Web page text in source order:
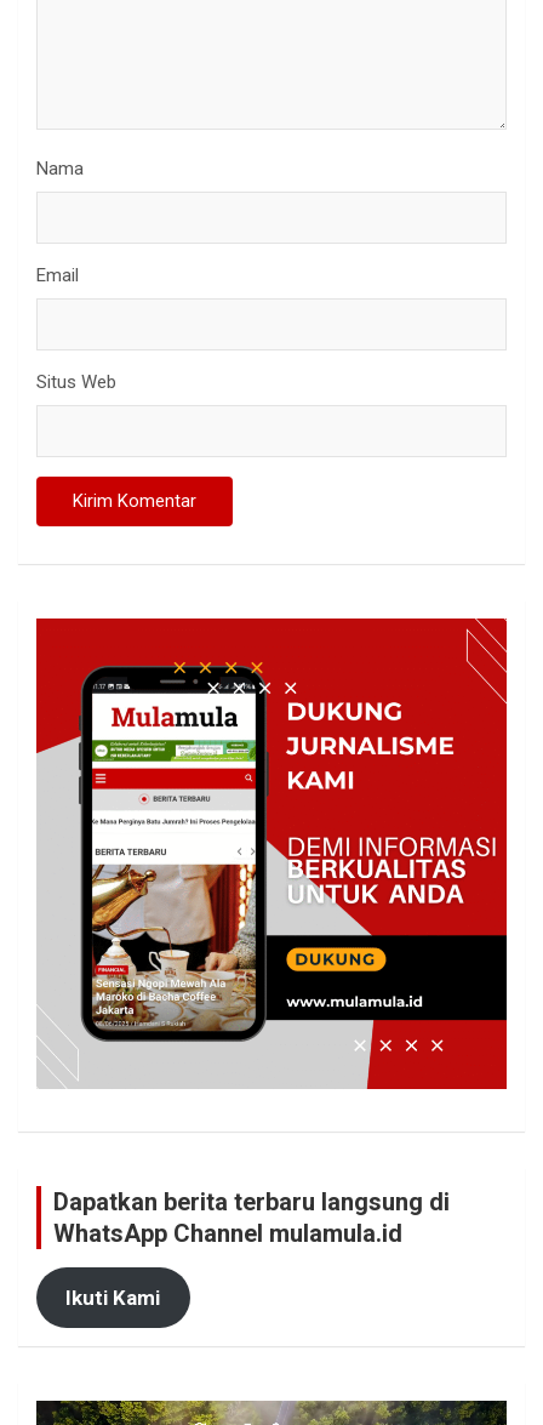
Nama
Email
Situs Web
Dapatkan berita terbaru langsung di
WhatsApp Channel mulamula.id
Ikuti Kami